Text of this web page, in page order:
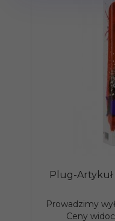
Plug-Artykuł
Prowadzimy
Ceny